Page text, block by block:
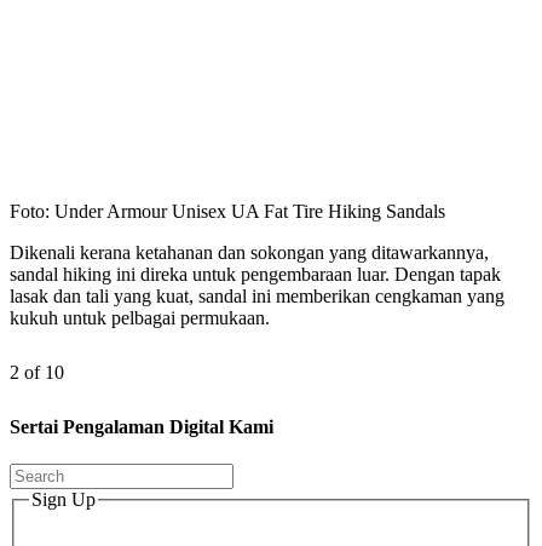
Foto: Under Armour Unisex UA Fat Tire Hiking Sandals
Dikenali kerana ketahanan dan sokongan yang ditawarkannya,
sandal hiking ini direka untuk pengembaraan luar. Dengan tapak
lasak dan tali yang kuat, sandal ini memberikan cengkaman yang
kukuh untuk pelbagai permukaan.
2 of 10
Sertai Pengalaman Digital Kami
Sign Up